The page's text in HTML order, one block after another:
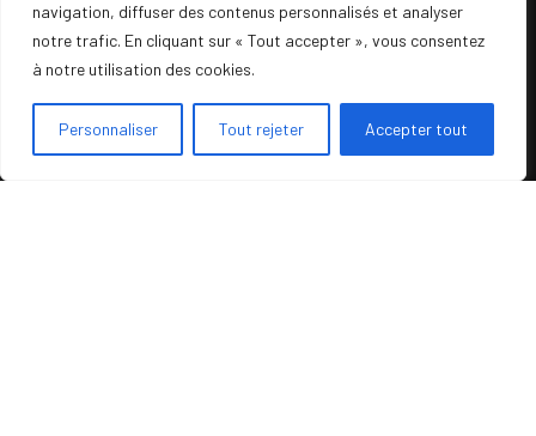
navigation, diffuser des contenus personnalisés et analyser
notre trafic. En cliquant sur « Tout accepter », vous consentez
à notre utilisation des cookies.
Personnaliser Tout rejeter Accepter tout
MobiFactory vous accompagne dans la mise en
place de vos projets CRM Mobile et Web à travers
3 solutions :
. MobiCRM , le CRM de nouvelle génération